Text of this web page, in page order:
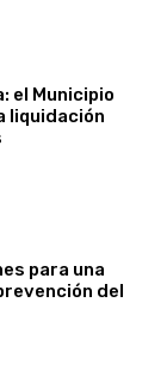
el Municipio
liquidación
para una
del